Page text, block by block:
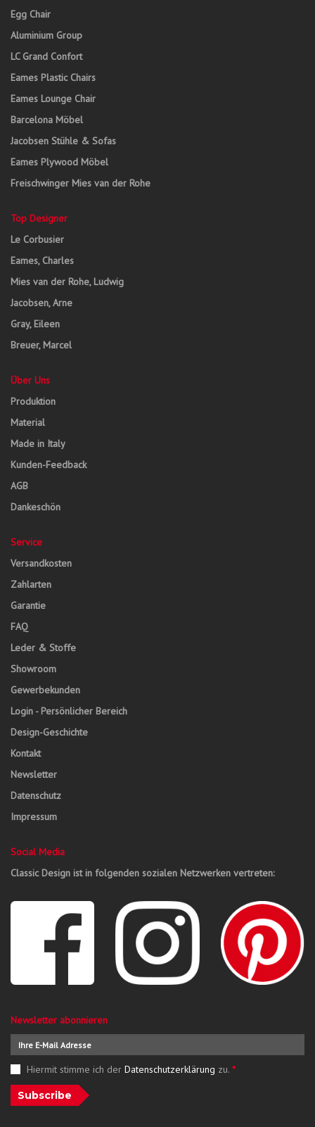
Egg Chair
Aluminium Group
LC Grand Confort
Eames Plastic Chairs
Eames Lounge Chair
Barcelona Möbel
Jacobsen Stühle & Sofas
Eames Plywood Möbel
Freischwinger Mies van der Rohe
Top Designer
Le Corbusier
Eames, Charles
Mies van der Rohe, Ludwig
Jacobsen, Arne
Gray, Eileen
Breuer, Marcel
Über Uns
Produktion
Material
Made in Italy
Kunden-Feedback
AGB
Dankeschön
Service
Versandkosten
Zahlarten
Garantie
FAQ
Leder & Stoffe
Showroom
Gewerbekunden
Login - Persönlicher Bereich
Design-Geschichte
Kontakt
Newsletter
Datenschutz
Impressum
Social Media
Classic Design ist in folgenden sozialen Netzwerken vertreten:
Newsletter abonnieren
Hiermit stimme ich der Datenschutzerklärung zu. *
Subscribe